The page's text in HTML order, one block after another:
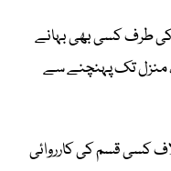
کی طرف کسی بھی بہانے
منزل تک پہنچنے سے
کسی قسم کی کارروائی